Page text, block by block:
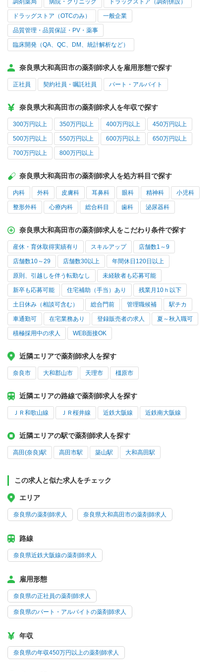
調剤薬局 病院・クリニック ドラッグストア（調剤併設）
ドラッグストア（OTCのみ） 一般企業
品質管理・品質保証・PV・薬事
臨床開発（QA、QC、DM、統計解析など）
奈良県大和高田市の薬剤師求人を雇用形態で探す
正社員 契約社員・嘱託社員 パート・アルバイト
奈良県大和高田市の薬剤師求人を年収で探す
300万円以上 350万円以上 400万円以上 450万円以上
500万円以上 550万円以上 600万円以上 650万円以上
700万円以上 800万円以上
奈良県大和高田市の薬剤師求人を処方科目で探す
内科 外科 皮膚科 耳鼻科 眼科 精神科 小児科
整形外科 心療内科 総合科目 歯科 泌尿器科
奈良県大和高田市の薬剤師求人をこだわり条件で探す
産休・育休取得実績有り スキルアップ 店舗数1～9
店舗数10～29 店舗数30以上 年間休日120日以上
原則、引越しを伴う転勤なし 未経験者も応募可能
新卒も応募可能 住宅補助（手当）あり 残業月10ｈ以下
土日休み（相談可含む） 総合門前 管理職候補 駅チカ
車通勤可 在宅業務あり 登録販売者の求人 夏～秋入職可
積極採用中の求人 WEB面接OK
近隣エリアで薬剤師求人を探す
奈良市 大和郡山市 天理市 橿原市
近隣エリアの路線で薬剤師求人を探す
ＪＲ和歌山線 ＪＲ桜井線 近鉄大阪線 近鉄南大阪線
近隣エリアの駅で薬剤師求人を探す
高田(奈良)駅 高田市駅 築山駅 大和高田駅
この求人と似た求人をチェック
エリア
奈良県の薬剤師求人 奈良県大和高田市の薬剤師求人
路線
奈良県近鉄大阪線の薬剤師求人
雇用形態
奈良県の正社員の薬剤師求人
奈良県のパート・アルバイトの薬剤師求人
年収
奈良県の年収450万円以上の薬剤師求人